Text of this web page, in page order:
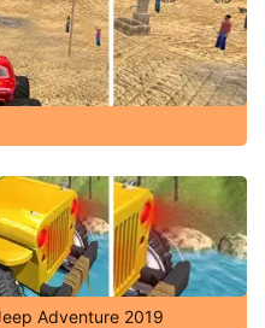
Adventure 2019